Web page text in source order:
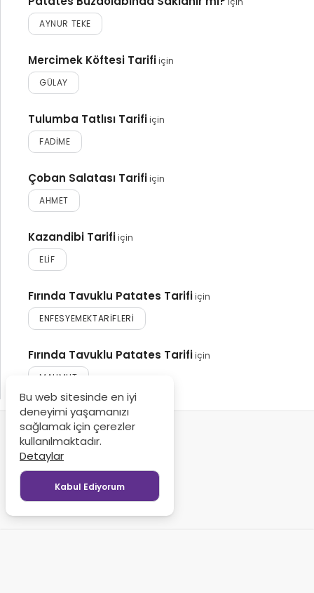
AYNUR TEKE
Mercimek Köftesi Tarifiiçin
GÜLAY
Tulumba Tatlısı Tarifiiçin
FADIME
Çoban Salatası Tarifiiçin
AHMET
Kazandibi Tarifiiçin
ELIF
Fırında Tavuklu Patates Tarifiiçin
ENFESYEMEKTARIFLERI
Fırında Tavuklu Patates Tarifiiçin
MAHMUT
Bu web sitesinde en iyi
deneyimi yaşamanızı
sağlamak için çerezler
kullanılmaktadır.
Detaylar
Kabul Ediyorum